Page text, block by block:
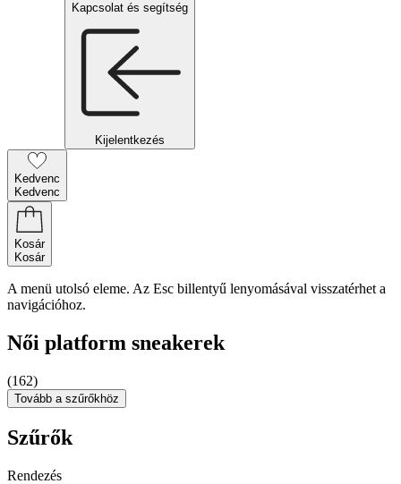
Kapcsolat és segítség
Kijelentkezés
Kedvenc
Kedvenc
Kosár
Kosár
A menü utolsó eleme. Az Esc billentyű lenyomásával visszatérhet a
navigációhoz.
Női platform sneakerek
(162)
Tovább a szűrőkhöz
Szűrők
Rendezés